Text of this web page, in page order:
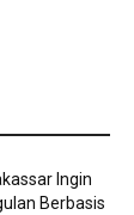
Ingin
Berbasis